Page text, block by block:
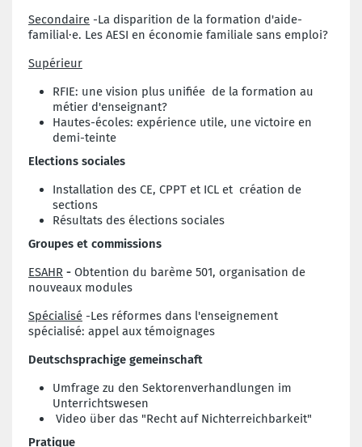
Secondaire -La disparition de la formation d'aide-
familial·e. Les AESI en économie familiale sans emploi?
Supérieur
RFIE: une vision plus unifiée de la formation au
métier d'enseignant?
Hautes-écoles: expérience utile, une victoire en
demi-teinte
Elections sociales
Installation des CE, CPPT et ICL et création de
sections
Résultats des élections sociales
Groupes et commissions
ESAHR - Obtention du barème 501, organisation de
nouveaux modules
Spécialisé -Les réformes dans l'enseignement
spécialisé: appel aux témoignages
Deutschsprachige gemeinschaft
Umfrage zu den Sektorenverhandlungen im
Unterrichtswesen
Video über das "Recht auf Nichterreichbarkeit"
Pratique